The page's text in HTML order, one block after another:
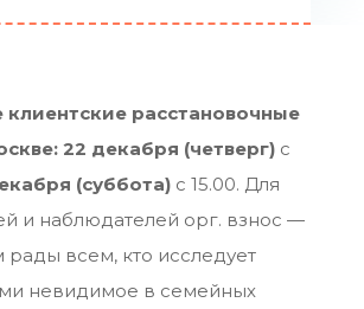
расстановочные
22 декабря (четверг) с
(суббота)с 15.00. Для
и наблюдателей орг. взнос —
рады всем, кто исследует
невидимое в семейных